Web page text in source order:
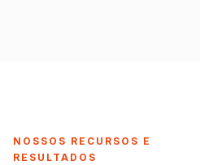
NOSSOS RECURSOS E
RESULTADOS